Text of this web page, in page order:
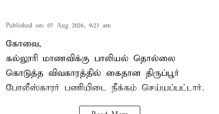
Published on: 07 Aug 2026, 9:23 am
கோவை,
கல்லூரி மாணவிக்கு பாலியல் தொல்லை
கொடுத்த விவகாரத்தில் கைதான திருப்பூர்
போலீஸ்காரர் பணியிடை நீக்கம் செய்யப்பட்டார்.